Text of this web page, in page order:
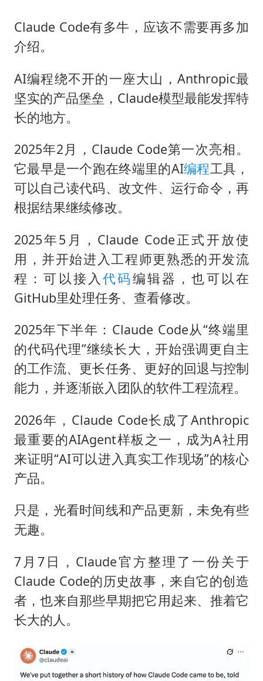
总书记点赞的非遗苗绣焕发新生机
Claude Code有多牛，应该不需要再多加
介绍。
AI编程绕不开的一座大山，Anthropic最
坚实的产品堡垒，Claude模型最能发挥特
长的地方。
2025年2月，Claude Code第一次亮相。
它最早是一个跑在终端里的AI编程工具，
可以自己读代码、改文件、运行命令，再
根据结果继续修改。
2025年5月，Claude Code正式开放使
用，并开始进入工程师更熟悉的开发流
程：可以接入代码编辑器，也可以在
GitHub里处理任务、查看修改。
2025年下半年：Claude Code从“终端里
的代码代理”继续长大，开始强调更自主
的工作流、更长任务、更好的回退与控制
能力，并逐渐嵌入团队的软件工程流程。
2026年，Claude Code长成了Anthropic
最重要的AIAgent样板之一，成为A社用
来证明“AI可以进入真实工作现场”的核心
产品。
只是，光看时间线和产品更新，未免有些
无趣。
7月7日，Claude官方整理了一份关于
Claude Code的历史故事，来自它的创造
者，也来自那些早期把它用起来、推着它
长大的人。